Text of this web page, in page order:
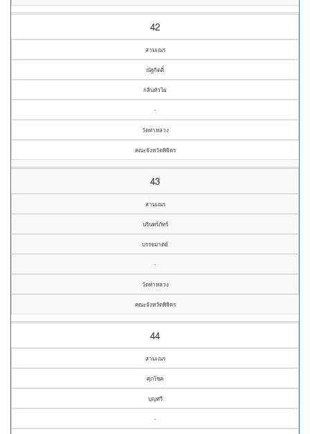
42
สามเณร
ณัฐกิตติ์
กลิ่นหัวไผ่
-
วัดท่าหลวง
คณะจังหวัดพิจิตร
43
สามเณร
นรินทร์ภัทร์
บรรจมาตย์
-
วัดท่าหลวง
คณะจังหวัดพิจิตร
44
สามเณร
ศุภโชค
บุญศรี
-